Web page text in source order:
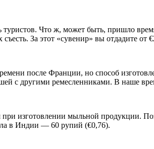
туристов. Что ж, может быть, пришло
За этот «сувенир» вы отдадите от
после Франции, но способ
с другими ремесленниками. В наше
изготовлении мыльной продукции.
в Индии — 60 рупий (€0,76).